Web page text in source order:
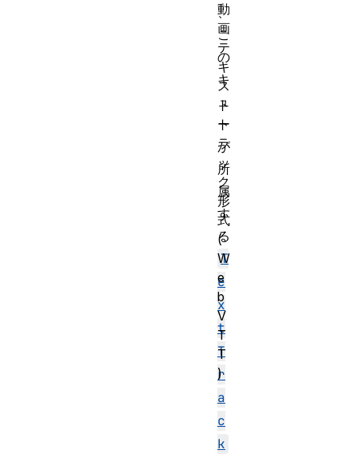
、
こ
の
キ
ュ
ー
が
所
属
す
る
T
e
x
t
T
r
a
c
k
動
画
テ
キ
ス
ト
ト
ラ
ッ
ク
形
式
(
W
e
b
V
T
T
)